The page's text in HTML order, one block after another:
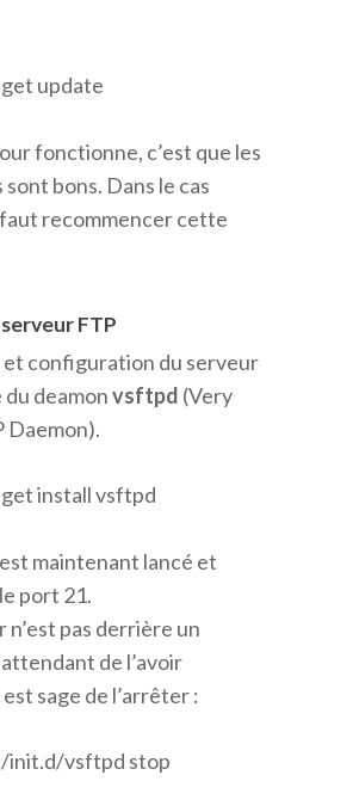
update
fonctionne, c’est que les
bons. Dans le cas
recommencer cette
FTP
configuration du serveur
du deamonvsftpd (Very
Daemon).
install vsftpd
maintenant lancé et
port 21.
n’est pas derrière un
de l’avoir
sage de l’arrêter :
init.d/vsftpd stop